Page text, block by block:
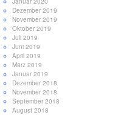
Dezember 2019
November 2019
Oktober 2019
Juli 2019
Juni 2019
April 2019
März 2019
Januar 2019
Dezember 2018
November 2018
September 2018
August 2018